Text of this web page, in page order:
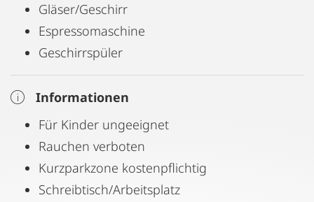
Gläser/Geschirr
Espressomaschine
Geschirrspüler
Informationen
Für Kinder ungeeignet
Rauchen verboten
Kurzparkzone kostenpflichtig
Schreibtisch/Arbeitsplatz